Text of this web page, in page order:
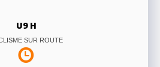
U9 H
SUR ROUTE